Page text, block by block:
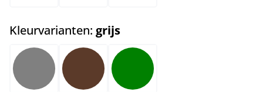
Kleurvarianten: grijsselect
bruin groen